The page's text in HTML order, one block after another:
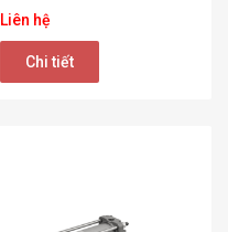
Liên hệ
Chi tiết